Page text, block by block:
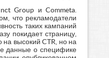
Group и Commeta.
что рекламодатели
таких кампаний
покидает страницу,
на высокий CTR, но на
данные о специфике